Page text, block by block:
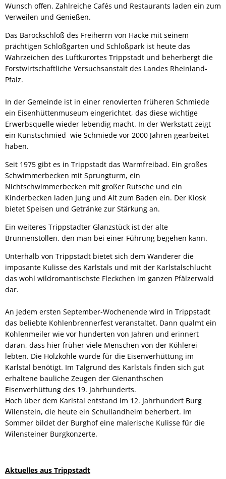
Wunsch offen. Zahlreiche Cafés und Restaurants laden ein zum
Verweilen und Genießen.
Das Barockschloß des Freiherrn von Hacke mit seinem
prächtigen Schloßgarten und Schloßpark ist heute das
Wahrzeichen des Luftkurortes Trippstadt und beherbergt die
Forstwirtschaftliche Versuchsanstalt des Landes Rheinland-
Pfalz.
In der Gemeinde ist in einer renovierten früheren Schmiede
ein Eisenhüttenmuseum eingerichtet, das diese wichtige
Erwerbsquelle wieder lebendig macht. In der Werkstatt zeigt
ein Kunstschmied wie Schmiede vor 2000 Jahren gearbeitet
haben.
Seit 1975 gibt es in Trippstadt das Warmfreibad. Ein großes
Schwimmerbecken mit Sprungturm, ein
Nichtschwimmerbecken mit großer Rutsche und ein
Kinderbecken laden Jung und Alt zum Baden ein. Der Kiosk
bietet Speisen und Getränke zur Stärkung an.
Ein weiteres Trippstadter Glanzstück ist der alte
Brunnenstollen, den man bei einer Führung begehen kann.
Unterhalb von Trippstadt bietet sich dem Wanderer die
imposante Kulisse des Karlstals und mit der Karlstalschlucht
das wohl wildromantischste Fleckchen im ganzen Pfälzerwald
dar.
An jedem ersten September-Wochenende wird in Trippstadt
das beliebte Kohlenbrennerfest veranstaltet. Dann qualmt ein
Kohlenmeiler wie vor hunderten von Jahren und erinnert
daran, dass hier früher viele Menschen von der Köhlerei
lebten. Die Holzkohle wurde für die Eisenverhüttung im
Karlstal benötigt. Im Talgrund des Karlstals finden sich gut
erhaltene bauliche Zeugen der Gienanthschen
Eisenverhüttung des 19. Jahrhunderts.
Hoch über dem Karlstal entstand im 12. Jahrhundert Burg
Wilenstein, die heute ein Schullandheim beherbert. Im
Sommer bildet der Burghof eine malerische Kulisse für die
Wilensteiner Burgkonzerte.
Aktuelles aus Trippstadt